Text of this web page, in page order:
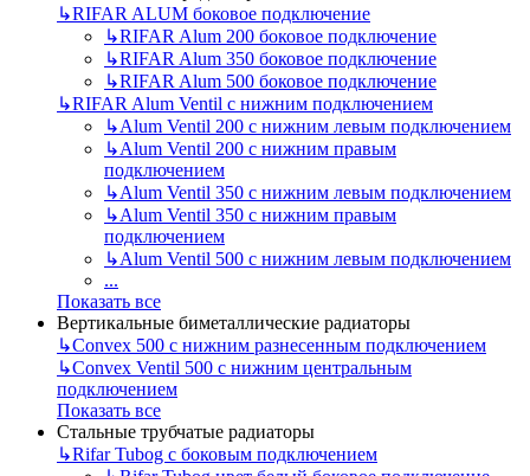
↳RIFAR ALUM боковое подключение
↳RIFAR Alum 200 боковое подключение
↳RIFAR Alum 350 боковое подключение
↳RIFAR Alum 500 боковое подключение
↳RIFAR Alum Ventil с нижним подключением
↳Alum Ventil 200 с нижним левым подключением
↳Alum Ventil 200 с нижним правым
подключением
↳Alum Ventil 350 с нижним левым подключением
↳Alum Ventil 350 с нижним правым
подключением
↳Alum Ventil 500 с нижним левым подключением
...
Показать все
Вертикальные биметаллические радиаторы
↳Convex 500 с нижним разнесенным подключением
↳Convex Ventil 500 с нижним центральным
подключением
Показать все
Стальные трубчатые радиаторы
↳Rifar Tubog с боковым подключением